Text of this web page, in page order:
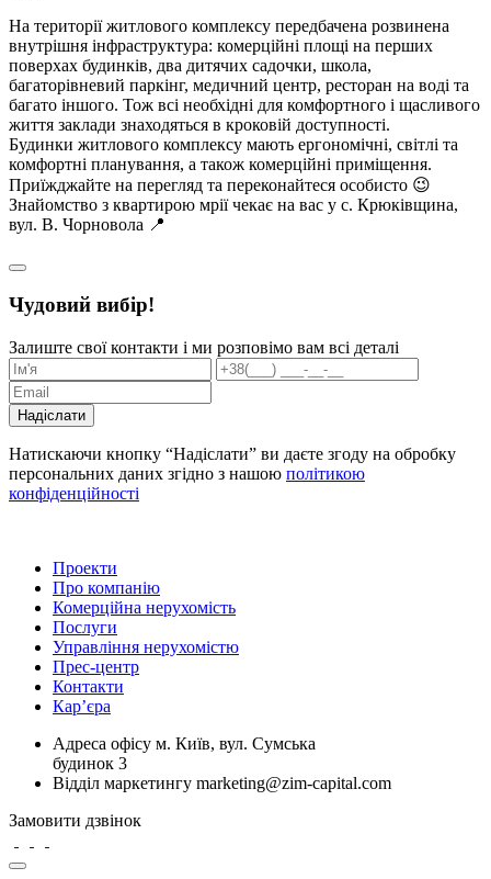
На території житлового комплексу передбачена розвинена
внутрішня інфраструктура: комерційні площі на перших
поверхах будинків, два дитячих садочки, школа,
багаторівневий паркінг, медичний центр, ресторан на воді та
багато іншого. Тож всі необхідні для комфортного і щасливого
життя заклади знаходяться в кроковій доступності.
Будинки житлового комплексу мають ергономічні, світлі та
комфортні планування, а також комерційні приміщення.
Приїжджайте на перегляд та переконайтеся особисто 😉
Знайомство з квартирою мрії чекає на вас у с. Крюківщина,
вул. В. Чорновола 📍
Чудовий вибір!
Залиште свої контакти і ми розповімо вам всі деталі
Надіслати
Натискаючи кнопку “Надіслати” ви даєте згоду на обробку
персональних даних згідно з нашою політикою
конфіденційності
Проекти
Про компанію
Комерційна нерухомість
Послуги
Управління нерухомістю
Прес-центр
Контакти
Кар’єра
Адреса офісу м. Київ, вул. Сумська
будинок 3
Відділ маркетингу marketing@zim-capital.com
Замовити дзвінок